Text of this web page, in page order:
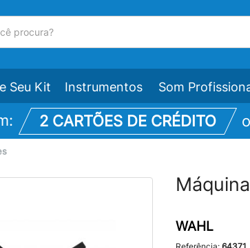
Seu Kit Instrumentos Som
2 CARTÕES DE CRÉDITO
WAHL